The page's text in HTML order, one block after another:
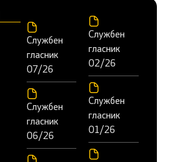
Службен
гласник
07/26
Службен
гласник
06/26
Службен
гласник
02/26
Службен
гласник
01/26